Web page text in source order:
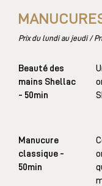
Prix du lundi au jeudi /
Beauté des
mains Shellac
- 50min
Manucure
classique -
50min